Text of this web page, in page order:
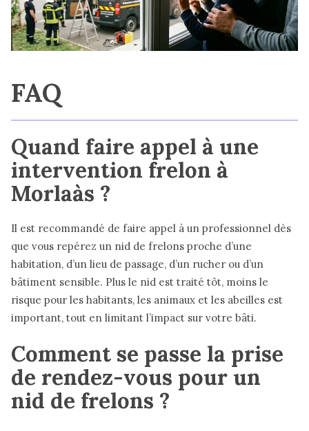
FAQ
Quand faire appel à une
intervention frelon à
Morlaàs ?
Il est recommandé de faire appel à un professionnel dès
que vous repérez un nid de frelons proche d’une
habitation, d’un lieu de passage, d’un rucher ou d’un
bâtiment sensible. Plus le nid est traité tôt, moins le
risque pour les habitants, les animaux et les abeilles est
important, tout en limitant l’impact sur votre bâti.
Comment se passe la prise
de rendez-vous pour un
nid de frelons ?